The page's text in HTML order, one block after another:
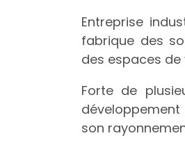
Entreprise
fabrique des
des espaces de
Forte de
son